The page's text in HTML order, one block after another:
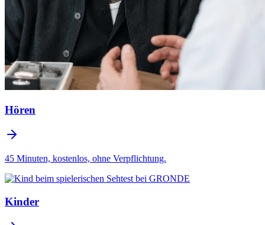
Hören
45 Minuten, kostenlos, ohne Verpflichtung.
Kinder